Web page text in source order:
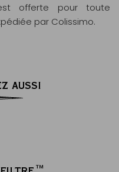
offerte pour toute
par Colissimo.
AUSSI